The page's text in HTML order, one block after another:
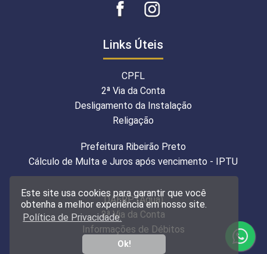
Este site usa cookies para garantir que você
obtenha a melhor experiência em nosso site.
Política de Privacidade.
Ok!
Links Úteis
CPFL
2ª Via da Conta
Desligamento da Instalação
Religação
Prefeitura Ribeirão Preto
Cálculo de Multa e Juros após vencimento - IPTU
DAERP (Água)
2ª Via da Conta
Informações de Débitos